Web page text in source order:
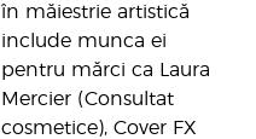
în măiestrie artistică
include munca ei
pentru mărci ca Laura
Mercier (Consultat
cosmetice), Cover FX